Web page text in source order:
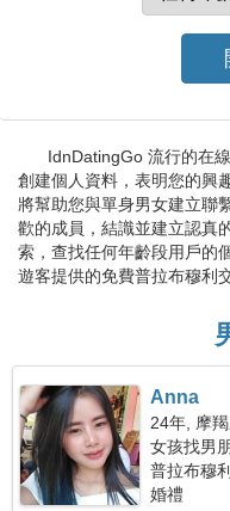
IdnDatingGo 流行的在
創建個人資料，表明您的興
將幫助您與單身男女建立聯
歡的成員，結識並建立認真
索，查找任何年齡段用戶的
遊客提供的免費普拉布穆利
Anna
24年, 摩
女孩找男
普拉布穆
婚禮